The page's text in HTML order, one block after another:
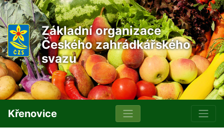
Základní organizace
Českého zahrádkářského
svazu
Křenovice